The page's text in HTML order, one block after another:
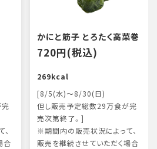
合
かにと筋子 とろたく高菜巻
720円(税込)
269kcal
[8/5(水)～8/30(日)
但し販売予定総数29万食が完
売次第終了。]
※期間内の販売状況によって、
販売を継続させていただく場合